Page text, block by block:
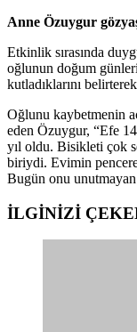
Anne Özuygur
Etkinlik sırasında
oğlunun doğum
kutladıklarını
Oğlunu kaybetmenin
eden Özuygur, “Efe
yıl oldu. Bisikleti çok
biriydi. Evimin
Bugün onu
İLGİNİZİ